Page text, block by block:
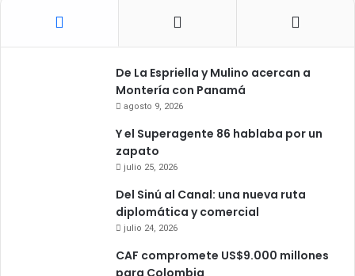
De La Espriella y Mulino acercan a
Montería con Panamá
agosto 9, 2026
Y el Superagente 86 hablaba por un
zapato
julio 25, 2026
Del Sinú al Canal: una nueva ruta
diplomática y comercial
julio 24, 2026
CAF compromete US$9.000 millones